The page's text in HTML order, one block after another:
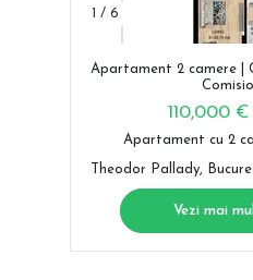
1 / 6
Apartament 2 camere |
110,000 €
Apartament cu 2
Theodor Pallady,
Vezi mai